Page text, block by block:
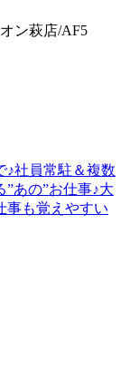
ン萩店/AF5
♪社員常駐＆複数
あの”お仕事♪大
事も覚えやすい